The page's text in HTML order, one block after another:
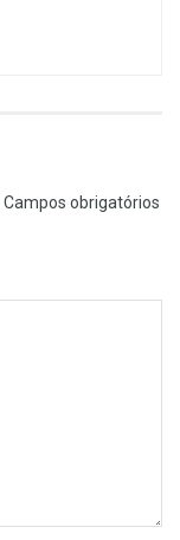
Campos obrigatórios